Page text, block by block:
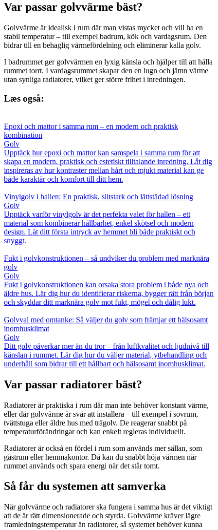
Var passar golvvärme bäst?
Golvvärme är idealisk i rum där man vistas mycket och vill ha en
stabil temperatur – till exempel badrum, kök och vardagsrum. Den
bidrar till en behaglig värmefördelning och eliminerar kalla golv.
I badrummet ger golvvärmen en lyxig känsla och hjälper till att hålla
rummet torrt. I vardagsrummet skapar den en lugn och jämn värme
utan synliga radiatorer, vilket ger större frihet i inredningen.
Læs også:
Epoxi och mattor i samma rum – en modern och praktisk
kombination
Golv
Upptäck hur epoxi och mattor kan samspela i samma rum för att
skapa en modern, praktisk och estetiskt tilltalande inredning. Låt dig
inspireras av hur kontraster mellan hårt och mjukt material kan ge
både karaktär och komfort till ditt hem.
Vinylgolv i hallen: En praktisk, slitstark och lättstädad lösning
Golv
Upptäck varför vinylgolv är det perfekta valet för hallen – ett
material som kombinerar hållbarhet, enkel skötsel och modern
design. Låt ditt första intryck av hemmet bli både praktiskt och
snyggt.
Fukt i golvkonstruktionen – så undviker du problem med marknära
golv
Golv
Fukt i golvkonstruktionen kan orsaka stora problem i både nya och
äldre hus. Lär dig hur du identifierar riskerna, bygger rätt från början
och skyddar ditt marknära golv mot fukt, mögel och dålig lukt.
Golvval med omtanke: Så väljer du golv som främjar ett hälsosamt
inomhusklimat
Golv
Ditt golv påverkar mer än du tror – från luftkvalitet och ljudnivå till
känslan i rummet. Lär dig hur du väljer material, ytbehandling och
underhåll som bidrar till ett hållbart och hälsosamt inomhusklimat.
Var passar radiatorer bäst?
Radiatorer är praktiska i rum där man inte behöver konstant värme,
eller där golvvärme är svår att installera – till exempel i sovrum,
tvättstuga eller äldre hus med trägolv. De reagerar snabbt på
temperaturförändringar och kan enkelt regleras individuellt.
Radiatorer är också en fördel i rum som används mer sällan, som
gästrum eller hemmakontor. Då kan du snabbt höja värmen när
rummet används och spara energi när det står tomt.
Så får du systemen att samverka
När golvvärme och radiatorer ska fungera i samma hus är det viktigt
att de är rätt dimensionerade och styrda. Golvvärme kräver lägre
framledningstemperatur än radiatorer, så systemet behöver kunna